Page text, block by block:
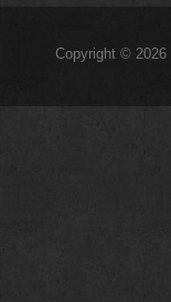
Copyright © 2026